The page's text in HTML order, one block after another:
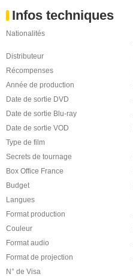
Infos techniques
Nationalités
Distributeur
Récompenses
Année de production
Date de sortie DVD
Date de sortie Blu-ray
Date de sortie VOD
Type de film
Secrets de tournage
Box Office France
Budget
Langues
Format production
Couleur
Format audio
Format de projection
N° de Visa